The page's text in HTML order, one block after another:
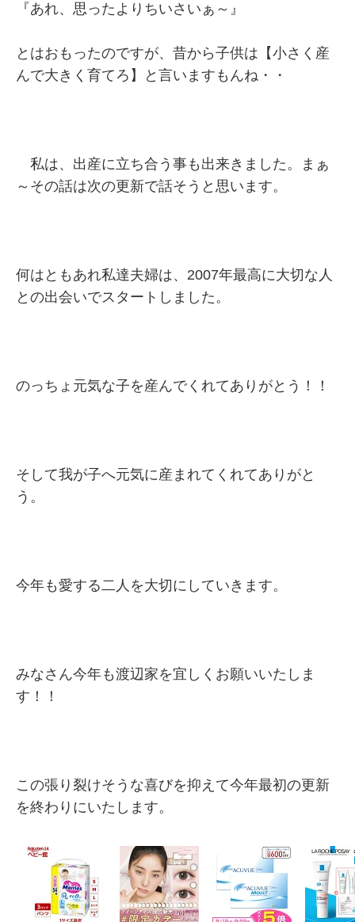
『あれ、思ったよりちいさいぁ～』
とはおもったのですが、昔から子供は【小さく産
んで大きく育てろ】と言いますもんね・・
私は、出産に立ち合う事も出来きました。まぁ
～その話は次の更新で話そうと思います。
何はともあれ私達夫婦は、2007年最高に大切な人
との出会いでスタートしました。
のっちょ元気な子を産んでくれてありがとう！！
そして我が子へ元気に産まれてくれてありがと
う。
今年も愛する二人を大切にしていきます。
みなさん今年も渡辺家を宜しくお願いいたしま
す！！
この張り裂けそうな喜びを抑えて今年最初の更新
を終わりにいたします。